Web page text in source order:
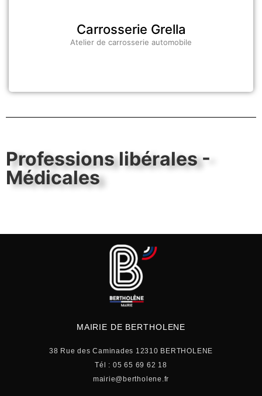
Carrosserie Grella
Atelier de carrosserie automobile
Professions libérales -
Médicales
MAIRIE DE BERTHOLENE
38 Rue des Caminades 12310 BERTHOLENE
Tél : 05 65 69 62 18
mairie@bertholene.fr